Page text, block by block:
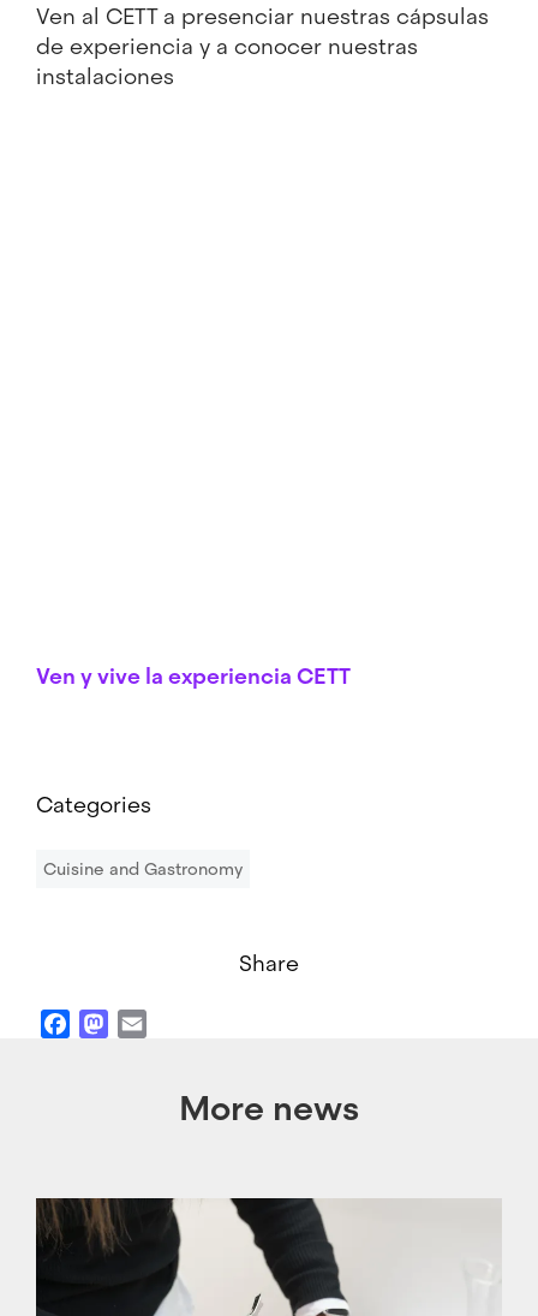
Ven al CETT a presenciar nuestras cápsulas
de experiencia y a conocer nuestras
instalaciones
Ven y vive la experiencia CETT
Categories
Cuisine and Gastronomy
Share
FacebookMastodon
More news